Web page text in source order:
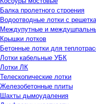
Балка пролетного строения
Водоотводные лотки с
Междупутные и
Крышки лотков
Бетонные лотки для
Лотки кабельные УБК
Лотки ЛК
Телескопические лотки
Железобетонные плиты
Шахты дымоудаления